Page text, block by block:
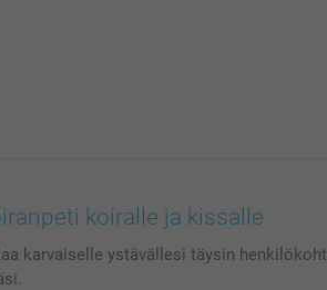
koiralle ja kissalle
karvaiselle ystävällesi täysin